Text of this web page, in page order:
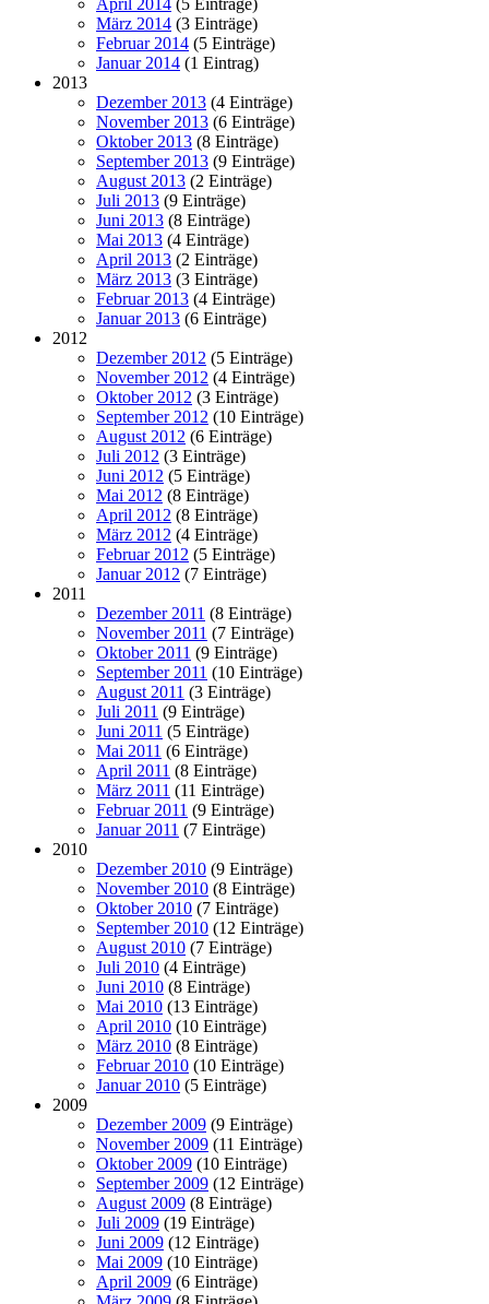
April 2014 (5 Einträge)
März 2014 (3 Einträge)
Februar 2014 (5 Einträge)
Januar 2014 (1 Eintrag)
2013
Dezember 2013 (4 Einträge)
November 2013 (6 Einträge)
Oktober 2013 (8 Einträge)
September 2013 (9 Einträge)
August 2013 (2 Einträge)
Juli 2013 (9 Einträge)
Juni 2013 (8 Einträge)
Mai 2013 (4 Einträge)
April 2013 (2 Einträge)
März 2013 (3 Einträge)
Februar 2013 (4 Einträge)
Januar 2013 (6 Einträge)
2012
Dezember 2012 (5 Einträge)
November 2012 (4 Einträge)
Oktober 2012 (3 Einträge)
September 2012 (10 Einträge)
August 2012 (6 Einträge)
Juli 2012 (3 Einträge)
Juni 2012 (5 Einträge)
Mai 2012 (8 Einträge)
April 2012 (8 Einträge)
März 2012 (4 Einträge)
Februar 2012 (5 Einträge)
Januar 2012 (7 Einträge)
2011
Dezember 2011 (8 Einträge)
November 2011 (7 Einträge)
Oktober 2011 (9 Einträge)
September 2011 (10 Einträge)
August 2011 (3 Einträge)
Juli 2011 (9 Einträge)
Juni 2011 (5 Einträge)
Mai 2011 (6 Einträge)
April 2011 (8 Einträge)
März 2011 (11 Einträge)
Februar 2011 (9 Einträge)
Januar 2011 (7 Einträge)
2010
Dezember 2010 (9 Einträge)
November 2010 (8 Einträge)
Oktober 2010 (7 Einträge)
September 2010 (12 Einträge)
August 2010 (7 Einträge)
Juli 2010 (4 Einträge)
Juni 2010 (8 Einträge)
Mai 2010 (13 Einträge)
April 2010 (10 Einträge)
März 2010 (8 Einträge)
Februar 2010 (10 Einträge)
Januar 2010 (5 Einträge)
2009
Dezember 2009 (9 Einträge)
November 2009 (11 Einträge)
Oktober 2009 (10 Einträge)
September 2009 (12 Einträge)
August 2009 (8 Einträge)
Juli 2009 (19 Einträge)
Juni 2009 (12 Einträge)
Mai 2009 (10 Einträge)
April 2009 (6 Einträge)